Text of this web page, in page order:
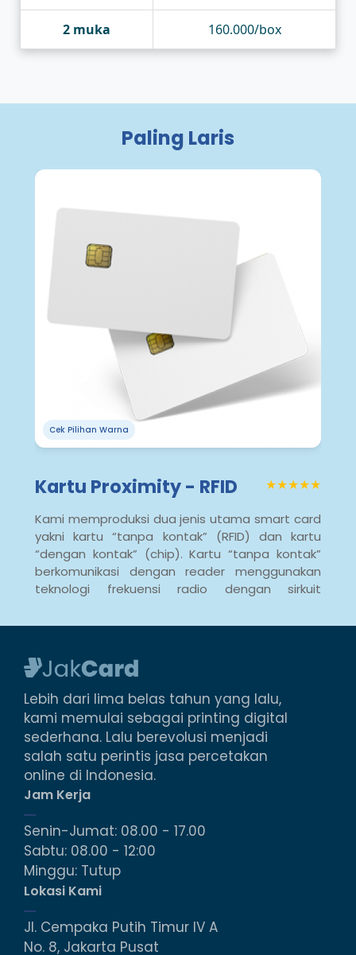
2 muka 160.000/box
Paling Laris
Cek Pilihan Warna
Kartu Proximity - RFID ★★★★★
Kami memproduksi dua jenis utama smart card
yakni kartu “tanpa kontak” (RFID) dan kartu
“dengan kontak” (chip). Kartu “tanpa kontak”
berkomunikasi dengan reader menggunakan
teknologi frekuensi radio dengan sirkuit
chip untuk menggunakannya mereka hanya
ditempel apalagi digesek. &...
Lebih dari lima belas tahun yang lalu,
kami memulai sebagai printing digital
sederhana. Lalu berevolusi menjadi
salah satu perintis jasa percetakan
online di Indonesia.
Jam Kerja
Senin-Jumat: 08.00 - 17.00
Sabtu: 08.00 - 12:00
Minggu: Tutup
Lokasi Kami
Jl. Cempaka Putih Timur IV A
No. 8, Jakarta Pusat